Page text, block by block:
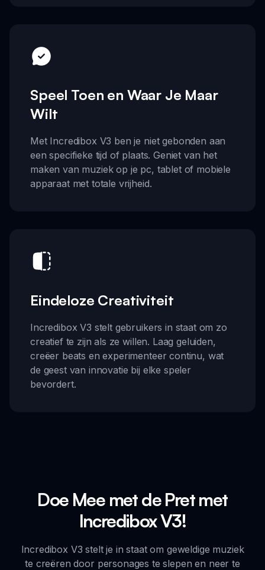
Speel Toen en Waar Je Maar
Wilt
Met Incredibox V3 ben je niet gebonden aan
een specifieke tijd of plaats. Geniet van het
maken van muziek op je pc, tablet of mobiele
apparaat met totale vrijheid.
Eindeloze Creativiteit
Incredibox V3 stelt gebruikers in staat om zo
creatief te zijn als ze willen. Laag geluiden,
creëer beats en experimenteer continu, wat
de geest van innovatie bij elke speler
bevordert.
Doe Mee met de Pret met
Incredibox V3!
Incredibox V3 stelt je in staat om geweldige muziek
te creëren door personages te slepen en neer te